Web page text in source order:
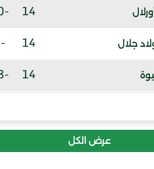
14
-10
جلال 14
-2
14
-38
عرض الكل